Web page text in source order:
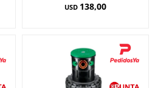
USD 138,00